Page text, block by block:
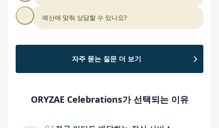
예산에 맞춰 상담할 수 있나요?
자주 묻는 질문 더 보기
ORYZAE Celebrations가 선택되는 이유